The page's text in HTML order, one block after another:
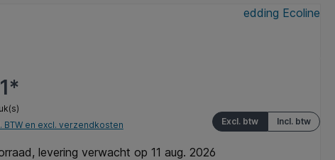
edding Ecoline
Incl. btw
Excl. btw
BTW en excl. verzendkosten
levering verwacht op 11 aug. 2026